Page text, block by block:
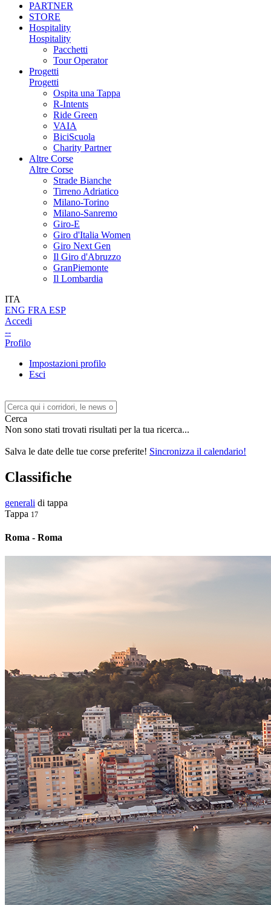
PARTNER
STORE
Hospitality
Hospitality
Pacchetti
Tour Operator
Progetti
Progetti
Ospita una Tappa
R-Intents
Ride Green
VAIA
BiciScuola
Charity Partner
Altre Corse
Altre Corse
Strade Bianche
Tirreno Adriatico
Milano-Torino
Milano-Sanremo
Giro-E
Giro d'Italia Women
Giro Next Gen
Il Giro d'Abruzzo
GranPiemonte
Il Lombardia
ITA
ENG FRA ESP
Accedi
--
Profilo
Impostazioni profilo
Esci
Cerca
Non sono stati trovati risultati per la tua ricerca...
Salva le date delle tue corse preferite! Sincronizza il calendario!
Classifiche
generali di tappa
Tappa 17
Roma - Roma